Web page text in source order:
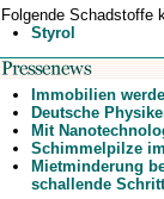
Folgende Schadstoffe
Styrol
Immobilien
Deutsche
Mit
Schimmelpilze
Mietminderung
schallende